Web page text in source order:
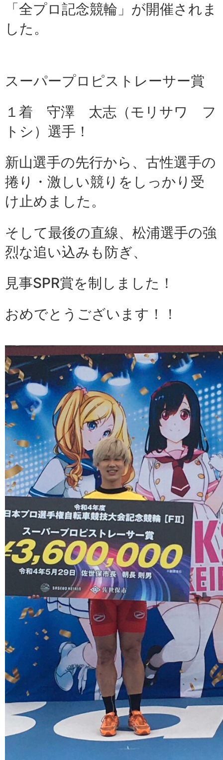
「全プロ記念競輪」が開催されま
した。
スーパープロピストレーサー賞
１着 守澤 太志 （モリサワ フ
トシ）選手！
新山選手の先行から、古性選手の
捲り・激しい競りをしっかり受
け止めました。
そして最後の直線、松浦選手の強
烈な追い込みも防ぎ、
見事SPR賞を制しました！
おめでとうございます！！